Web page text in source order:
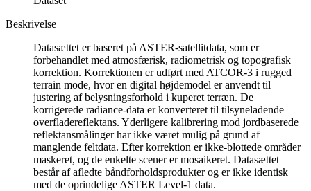
Beskrivelse
Datasættet er baseret på ASTER-satellitdata, som er
forbehandlet med atmosfærisk, radiometrisk og topografisk
korrektion. Korrektionen er udført med ATCOR-3 i rugged
terrain mode, hvor en digital højdemodel er anvendt til
justering af belysningsforhold i kuperet terræn. De
korrigerede radiance-data er konverteret til tilsyneladende
overfladereflektans. Yderligere kalibrering mod jordbaserede
reflektansmålinger har ikke været mulig på grund af
manglende feltdata. Efter korrektion er ikke-blottede områder
maskeret, og de enkelte scener er mosaikeret. Datasættet
består af afledte båndforholdsprodukter og er ikke identisk
med de oprindelige ASTER Level-1 data.